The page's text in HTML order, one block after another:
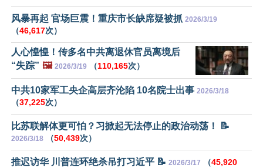
风暴再起 官场巨震！重庆市长缺席疑被抓 2026/3/19
（46,617次）
人心惶惶！传多名中共离退休官员离境后
“失踪” 🖼️ 2026/3/19 （110,165次）
中共10家军工央企高层齐沦陷 10名院士出事 2026/3/18
（37,225次）
比苏联解体更可怕？习掀起无法停止的政治动荡！ 📝
2026/3/18 （50,439次）
推迟访华 川普连环绝杀吊打习近平 📝 2026/3/17 （45,920